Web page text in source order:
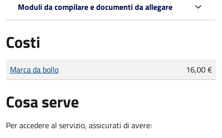
Moduli da compilare e documenti da allegare
Costi
Tipo di pagamento
Importo
Marca da bollo 16,00 €
Cosa serve
Per accedere al servizio, assicurati di avere: